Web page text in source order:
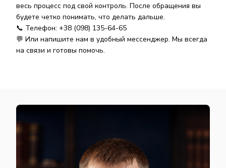
весь процесс под свой контроль. После обращения вы
будете четко понимать, что делать дальше.
📞 Телефон: +38 (098) 135-64-65
💬 Или напишите нам в удобный мессенджер. Мы всегда
на связи и готовы помочь.